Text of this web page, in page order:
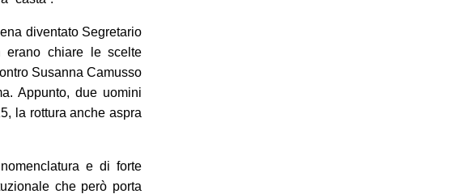
diventato Segretario
erano chiare le scelte
Susanna Camusso
Appunto, due uomini
la rottura anche aspra
e di forte
che però porta